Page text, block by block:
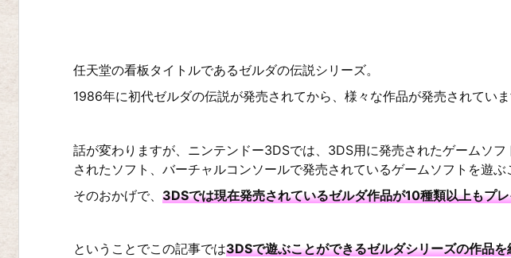
任天堂の看板タイトルであるゼルダの伝説シリーズ。
1986年に初代ゼルダの伝説が発売されてから、様々な作品が発売されていま
話が変わりますが、ニンテンドー3DSでは、3DS用に発売されたゲームソ
されたソフト、バーチャルコンソールで発売されているゲームソフトを遊ぶ
そのおかげで、 3DSでは現在発売されているゼルダ作品が10種類以上もプ
ということでこの記事では3DSで遊ぶことができるゼルダシリーズの作品